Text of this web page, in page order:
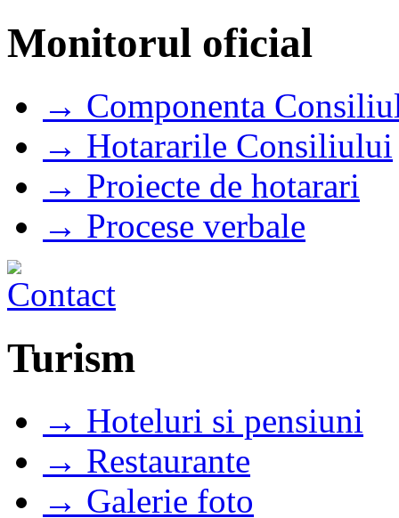
Monitorul oficial
→ Componenta
→ Hotararile Consiliului
→ Proiecte de hotarari
→ Procese verbale
Turism
→ Hoteluri si pensiuni
→ Restaurante
→ Galerie foto